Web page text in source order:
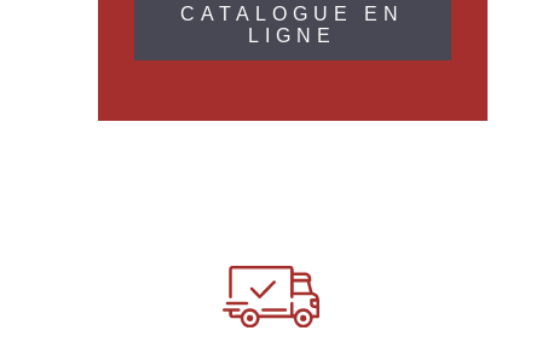
CATALOGUE EN
LIGNE